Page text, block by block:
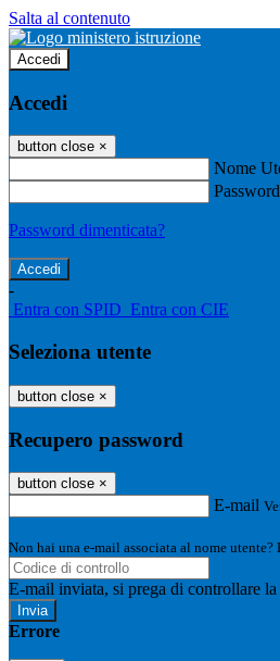
Salta al contenuto
Accedi
Accedi
button close ×
Nome
Password
Password dimenticata?
-
Entra con SPID Entra con CIE
Seleziona utente
button close ×
Recupero password
button close ×
E-mail
Non hai una e-mail associata al nome
E-mail inviata, si prega di controllare
Errore